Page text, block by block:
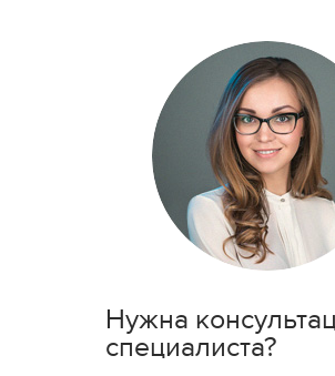
Нужна
специалиста?